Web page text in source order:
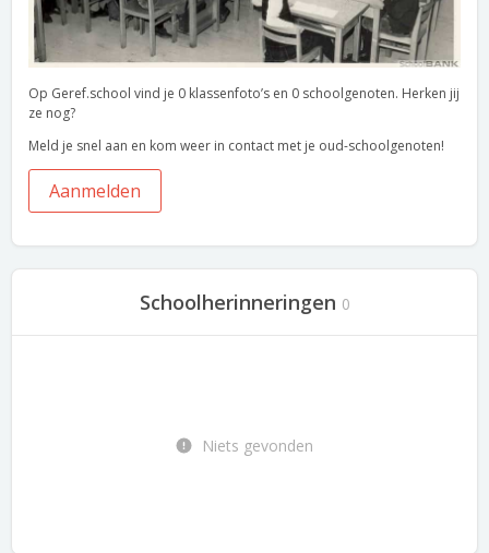
Op Geref.school vind je 0 klassenfoto’s en 0 schoolgenoten. Herken jij
ze nog?
Meld je snel aan en kom weer in contact met je oud-schoolgenoten!
Aanmelden
Schoolherinneringen 0
Niets gevonden